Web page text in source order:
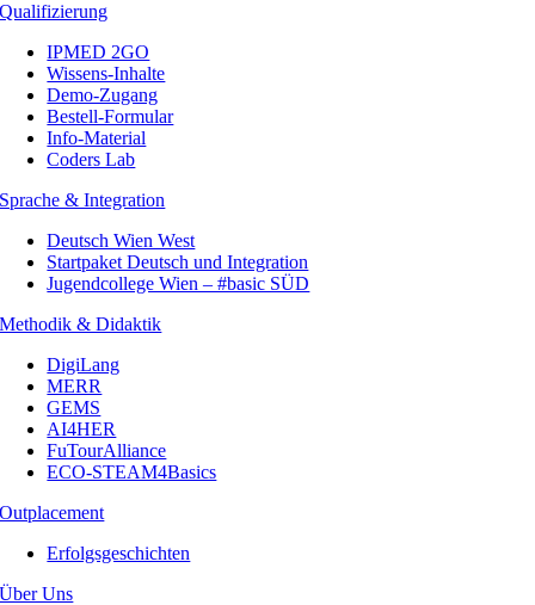
Qualifizierung
IPMED 2GO
Wissens-Inhalte
Demo-Zugang
Bestell-Formular
Info-Material
Coders Lab
Sprache & Integration
Deutsch Wien West
Startpaket Deutsch und Integration
Jugendcollege Wien – #basic SÜD
Methodik & Didaktik
DigiLang
MERR
GEMS
AI4HER
FuTourAlliance
ECO-STEAM4Basics
Outplacement
Erfolgsgeschichten
Über Uns